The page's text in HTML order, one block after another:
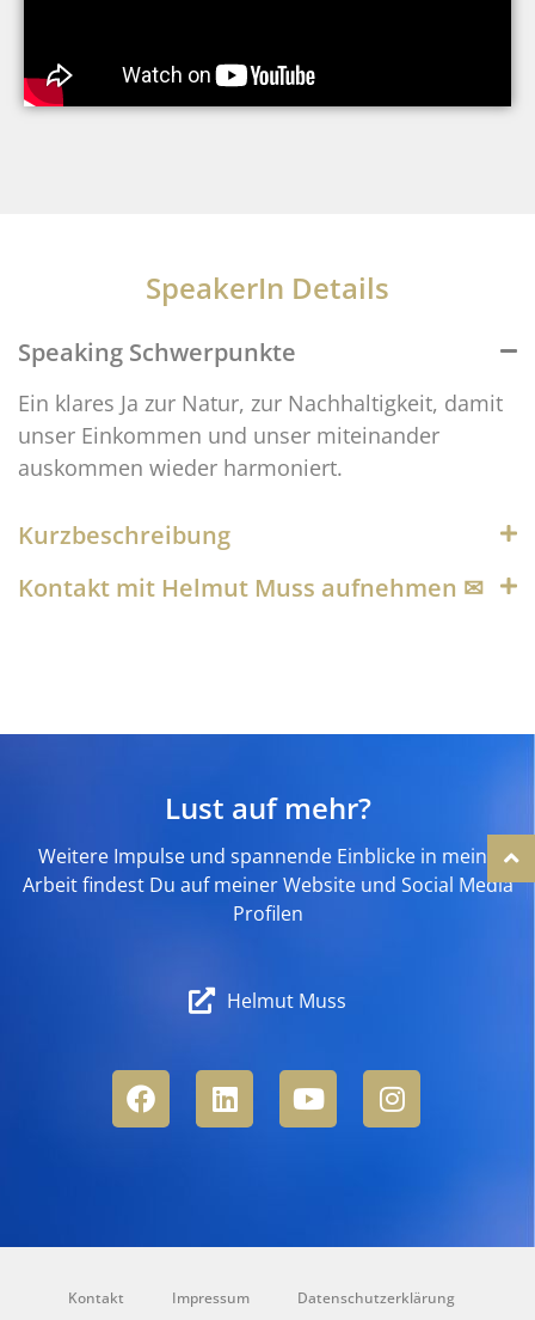
SpeakerIn Details
Speaking Schwerpunkte
Ein klares Ja zur Natur, zur Nachhaltigkeit, damit
unser Einkommen und unser miteinander
auskommen wieder harmoniert.
Kurzbeschreibung
Kontakt mit Helmut Muss aufnehmen ✉︎
Lust auf mehr?
Weitere Impulse und spannende Einblicke in meine
Arbeit findest Du auf meiner Website und Social Media
Profilen
Helmut Muss
Kontakt Impressum Datenschutzerklärung